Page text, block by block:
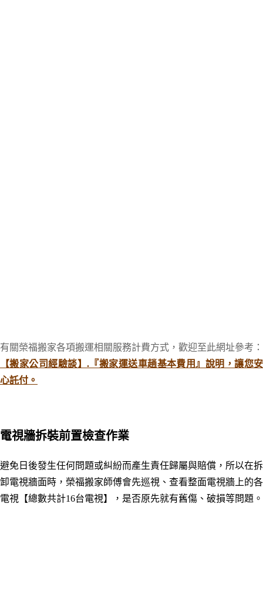
有關榮福搬家各項搬運相關服務計費方式，歡迎至此網址參考：
【搬家公司經驗談】.『搬家運送車趟基本費用』說明，讓您安
心託付。
電視牆拆裝前置檢查作業
避免日後發生任何問題或糾紛而產生責任歸屬與賠償，所以在拆
卸電視牆面時 ， 榮福搬家師傅會先巡視、查看整面電視牆上的各
電視【總數共計16台電視】，是否原先就有舊傷、破損等問題 。